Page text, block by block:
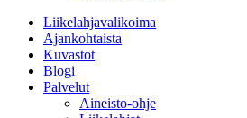
Liikelahjavalikoima
Ajankohtaista
Kuvastot
Blogi
Palvelut
Aineisto-ohje